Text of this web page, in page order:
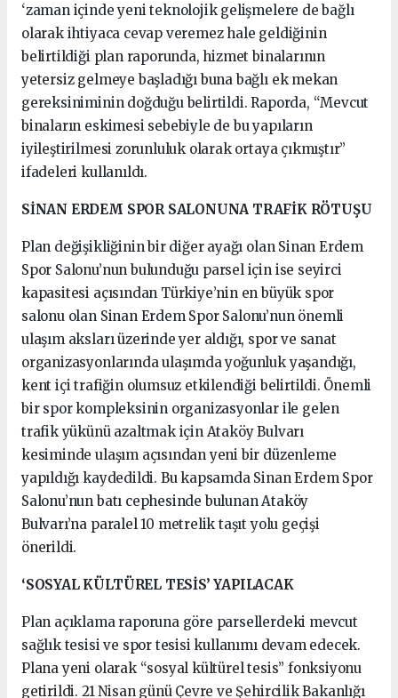
‘zaman içinde yeni teknolojik gelişmelere de bağlı
olarak ihtiyaca cevap veremez hale geldiğinin
belirtildiği plan raporunda, hizmet binalarının
yetersiz gelmeye başladığı buna bağlı ek mekan
gereksiniminin doğduğu belirtildi. Raporda, “Mevcut
binaların eskimesi sebebiyle de bu yapıların
iyileştirilmesi zorunluluk olarak ortaya çıkmıştır”
ifadeleri kullanıldı.
SİNAN ERDEM SPOR SALONUNA TRAFİK RÖTUŞU
Plan değişikliğinin bir diğer ayağı olan Sinan Erdem
Spor Salonu’nun bulunduğu parsel için ise seyirci
kapasitesi açısından Türkiye’nin en büyük spor
salonu olan Sinan Erdem Spor Salonu’nun önemli
ulaşım aksları üzerinde yer aldığı, spor ve sanat
organizasyonlarında ulaşımda yoğunluk yaşandığı,
kent içi trafiğin olumsuz etkilendiği belirtildi. Önemli
bir spor kompleksinin organizasyonlar ile gelen
trafik yükünü azaltmak için Ataköy Bulvarı
kesiminde ulaşım açısından yeni bir düzenleme
yapıldığı kaydedildi. Bu kapsamda Sinan Erdem Spor
Salonu’nun batı cephesinde bulunan Ataköy
Bulvarı’na paralel 10 metrelik taşıt yolu geçişi
önerildi.
‘SOSYAL KÜLTÜREL TESİS’ YAPILACAK
Plan açıklama raporuna göre parsellerdeki mevcut
sağlık tesisi ve spor tesisi kullanımı devam edecek.
Plana yeni olarak “sosyal kültürel tesis” fonksiyonu
getirildi. 21 Nisan günü Çevre ve Şehircilik Bakanlığı